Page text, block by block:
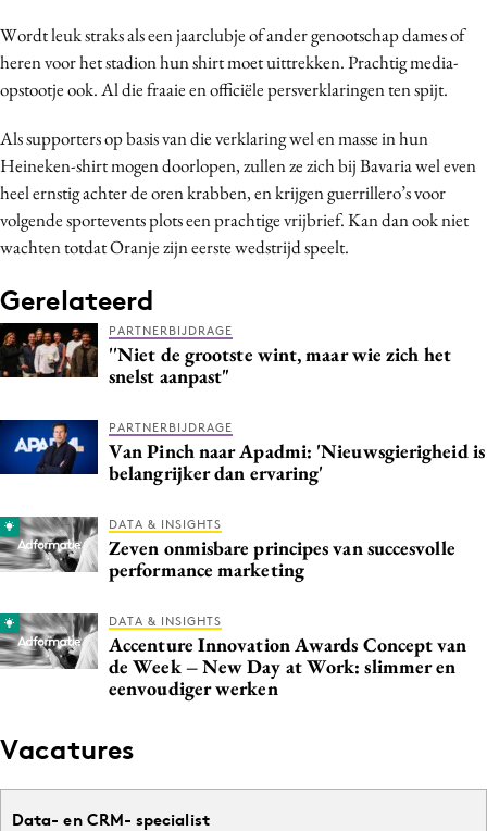
Wordt leuk straks als een jaarclubje of ander genootschap dames of
heren voor het stadion hun shirt moet uittrekken. Prachtig media-
opstootje ook. Al die fraaie en officiële persverklaringen ten spijt.
Als supporters op basis van die verklaring wel en masse in hun
Heineken-shirt mogen doorlopen, zullen ze zich bij Bavaria wel even
heel ernstig achter de oren krabben, en krijgen guerrillero’s voor
volgende sportevents plots een prachtige vrijbrief. Kan dan ook niet
wachten totdat Oranje zijn eerste wedstrijd speelt.
Gerelateerd
PARTNERBIJDRAGE
''Niet de grootste wint, maar wie zich het
snelst aanpast"
PARTNERBIJDRAGE
Van Pinch naar Apadmi: 'Nieuwsgierigheid is
belangrijker dan ervaring'
DATA & INSIGHTS
Zeven onmisbare principes van succesvolle
performance marketing
DATA & INSIGHTS
Accenture Innovation Awards Concept van
de Week – New Day at Work: slimmer en
eenvoudiger werken
Vacatures
Data- en CRM- specialist